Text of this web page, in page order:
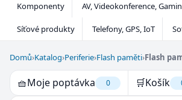
Komponenty AV, Videokonference,
Síťové produkty Telefony, GPS, IoT
Domů›Katalog›Periferie›Flash paměti›Flash
🧺Moje poptávka 0 🛒Košík